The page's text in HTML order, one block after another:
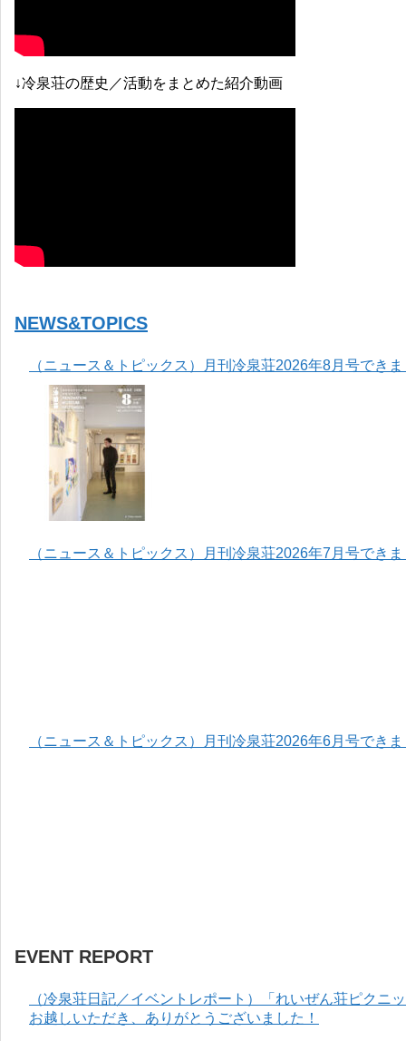
↓冷泉荘の歴史／活動をまとめた紹介動画
NEWS&TOPICS
（ニュース＆トピックス）月刊冷泉荘2026年8月号でき
（ニュース＆トピックス）月刊冷泉荘2026年7月号でき
（ニュース＆トピックス）月刊冷泉荘2026年6月号でき
EVENT REPORT
（冷泉荘日記／イベントレポート）「れいぜん荘ピクニ
お越しいただき、ありがとうございました！